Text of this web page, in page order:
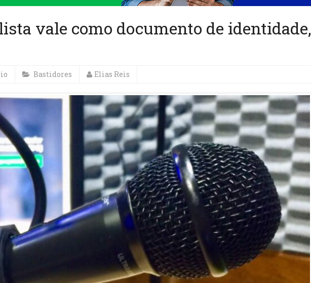
vale como documento de identidade,
Bastidores Elias Reis